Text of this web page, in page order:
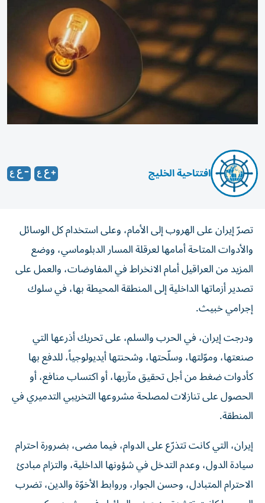
افتتاحية الخليج
تصرّ إيران على الهروب إلى الأمام، وعلى استخدام كل الوسائل
والأدوات المتاحة أمامها لعرقلة المسار الدبلوماسي، ووضع
المزيد من العراقيل أمام الانخراط في المفاوضات، والعمل على
تصدير أزماتها الداخلية إلى المنطقة المحيطة بها، في سلوك
إجرامي خبيث.
ودرجت إيران، في الحرب والسلم، على تحريك أذرعها التي
صنعتها، وموّلتها، وسلّحتها، وشحنتها أيديولوجياً، للدفع بها
كأدوات ضغط من أجل تحقيق مآربها، أو اكتساب منافع، أو
الحصول على تنازلات لمصلحة مشروعها التخريبي التدميري في
المنطقة.
إيران، التي كانت تتذرّع على الدوام، فيما مضى، بضرورة احترام
سيادة الدول، وعدم التدخل في شؤونها الداخلية، والتزام مبادئ
الاحترام المتبادل، وحسن الجوار، وروابط الأخوّة والدين، تضرب